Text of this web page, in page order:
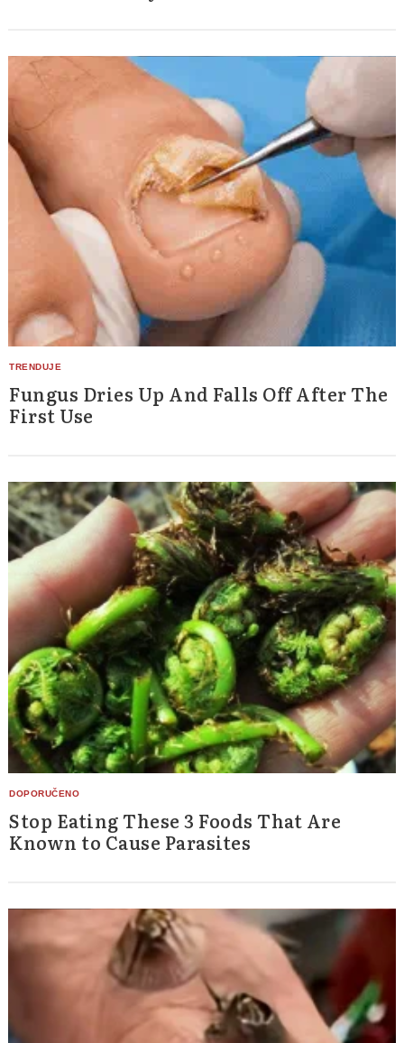
Fungus Dries Up And Falls Off After The
First Use
Stop Eating These 3 Foods That Are
Known to Cause Parasites